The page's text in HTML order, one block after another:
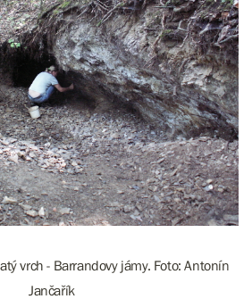
vrch - Barrandovy jámy. Foto: Antonín
Jančařík